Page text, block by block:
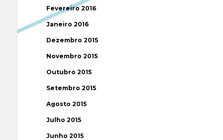
Fevereiro 2016
Janeiro 2016
Dezembro 2015
Novembro 2015
Outubro 2015
Setembro 2015
Agosto 2015
Julho 2015
Junho 2015